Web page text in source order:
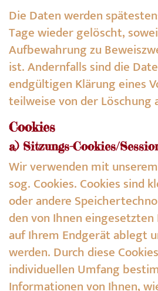
Die Daten werden
Tage wieder gelöscht,
Aufbewahrung zu
ist. Andernfalls sind die
endgültigen Klärung eines
teilweise von der Löschung
Cookies
a) Sitzungs-Cookies/
Wir verwenden mit
sog. Cookies. Cookies sind
oder andere
den von Ihnen
auf Ihrem Endgerät ablegt
werden. Durch diese
individuellen Umfang
Informationen von Ihnen,